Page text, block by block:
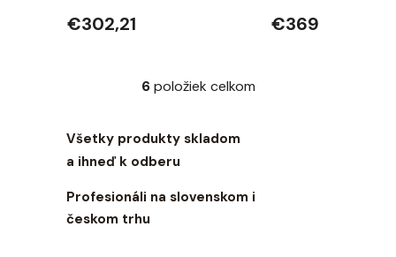
€302,21 €369
O
l
a
6položiek celkom
Všetky produkty skladom
a ihneď k odberu
Profesionáli na slovenskom i
českom trhu